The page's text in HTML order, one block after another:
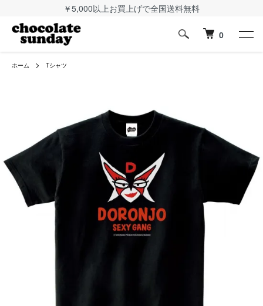
￥5,000以上お買上げで全国送料無料
0
ホーム Tシャツ